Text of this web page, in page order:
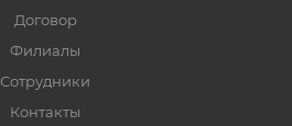
Договор
Филиалы
Сотрудники
Контакты